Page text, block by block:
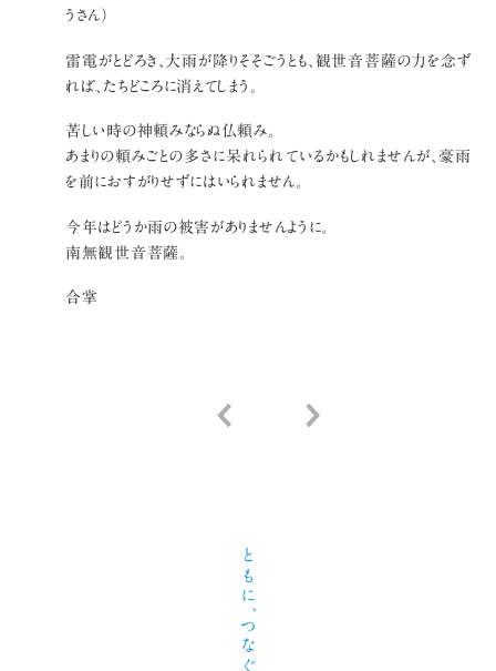
うさん）
雷電がとどろき、大雨が降りそそごうとも、観世音菩薩の力を念ず
れば、たちどころに消えてしまう。
苦しい時の神頼みならぬ仏頼み。
あまりの頼みごとの多さに呆れられているかもしれませんが、豪雨
を前におすがりせずにはいられません。
今年はどうか雨の被害がありませんように。
南無観世音菩薩。
合掌